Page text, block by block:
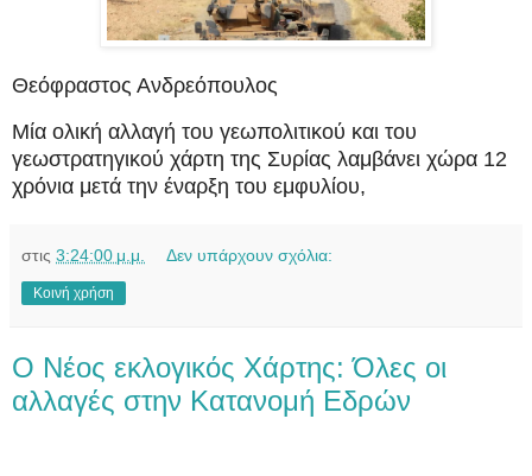
Θεόφραστος Ανδρεόπουλος
Mία ολική αλλαγή του γεωπολιτικού και του
γεωστρατηγικού χάρτη της Συρίας λαμβάνει χώρα 12
χρόνια μετά την έναρξη του εμφυλίου,
στις 3:24:00 μ.μ. Δεν υπάρχουν σχόλια:
Κοινή χρήση
O Nέος εκλογικός Xάρτης: Όλες οι
αλλαγές στην Kατανομή Eδρών